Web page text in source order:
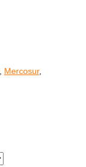
Mercosur,